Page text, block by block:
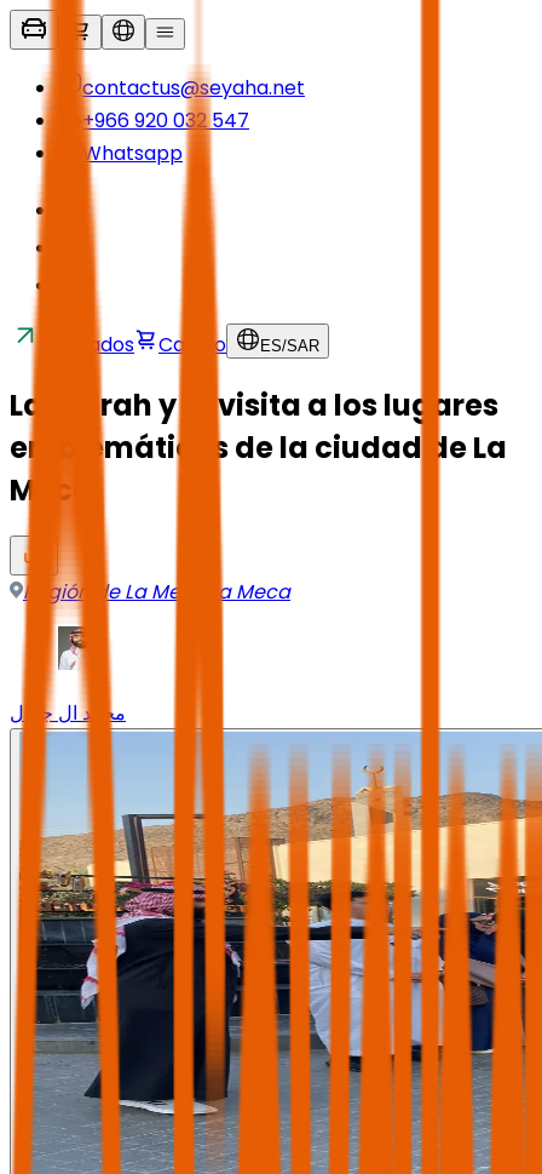
contactus@seyaha.net
+966 920 032 547
Whatsapp
Traslados Carrito ES/SAR
La Umrah y la visita a los lugares
emblemáticos de la ciudad de La
Meca.
Región de La Meca La Meca
محمد ال جمال